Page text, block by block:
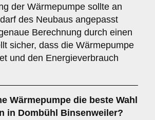
der Wärmepumpe sollte an
des Neubaus angepasst
Berechnung durch einen
sicher, dass die Wärmepumpe
und den Energieverbrauch
Wärmepumpe die beste Wahl
in Dombühl Binsenweiler?